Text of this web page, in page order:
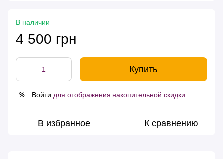
В наличии
4 500 грн
Купить
% Войти для отображения накопительной скидки
В избранное К сравнению